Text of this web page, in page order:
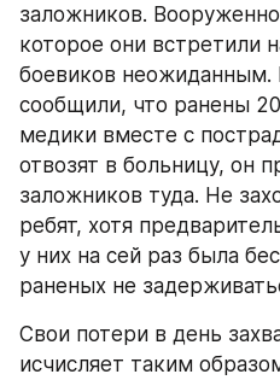
заложников.
которое они встретили
боевиков
сообщили, что ранены
медики вместе с
отвозят в больницу, он
заложников туда. Не
ребят, хотя
у них на сей раз была
раненых не
Свои потери в день
исчисляет таким